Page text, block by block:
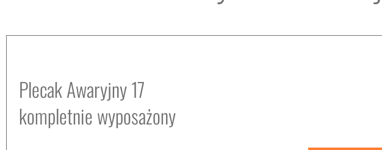
Plecak Awaryjny 17
kompletnie wyposażony